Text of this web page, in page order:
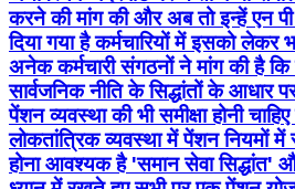
करने की मांग की और अब तो इन्हें एन
दिया गया है कर्मचारियों में इसको
अनेक कर्मचारी संगठनों ने मांग की है कि
सार्वजनिक नीति के सिद्धांतों के आधार
पेंशन व्यवस्था की भी समीक्षा होनी
लोकतांत्रिक व्यवस्था में पेंशन नियमों
होना आवश्यक है 'समान सेवा सिद्धांत'